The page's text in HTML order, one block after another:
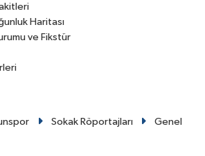
Haritası
ve Fikstür
Sokak Röportajları
Genel